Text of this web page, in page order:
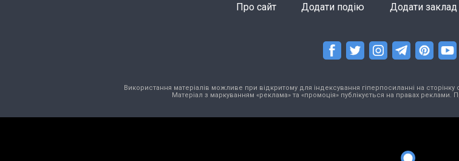
Про сайт Додати подію Додати заклад
Використання матеріалів можливе при відкритому для індексування гіперпосиланні на сторінку
Матеріал з маркуванням «реклама» та «промоція» публікується на правах реклами.